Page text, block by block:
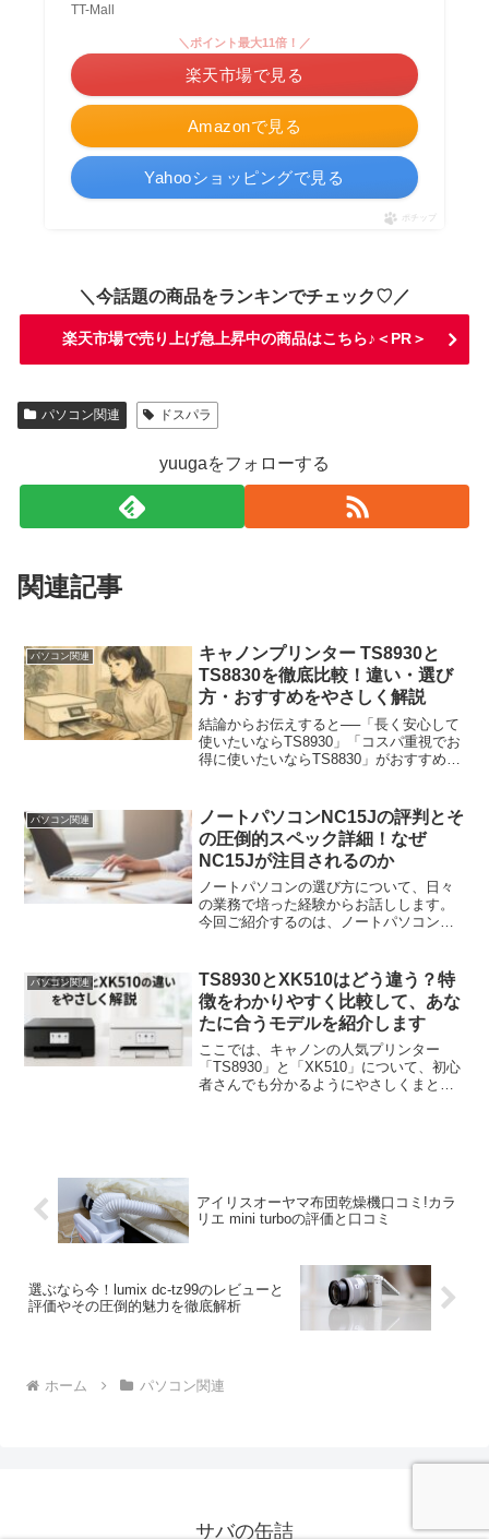
TT-Mall
Amazonで見る
＼ポイント最大11倍！／
楽天市場で見る
Yahooショッピングで見る
ポチップ
＼今話題の商品をランキンでチェック♡／
楽天市場で売り上げ急上昇中の商品はこちら♪＜PR＞
パソコン関連 ドスパラ
yuugaをフォローする
関連記事
パソコン関連
キャノンプリンター TS8930と
TS8830を徹底比較！違い・選び
方・おすすめをやさしく解説
結論からお伝えすると──「長く安心して
使いたいならTS8930」「コスパ重視でお
得に使いたいならTS8830」がおすすめで
そっくりですが、細かな部分に違いがあ
ります。...
パソコン関連
ノートパソコンNC15Jの評判とそ
の圧倒的スペック詳細！なぜ
NC15Jが注目されるのか
ノートパソコンの選び方について、日々
の業務で培った経験からお話しします。
今回ご紹介するのは、ノートパソコン
す。では、なぜ今が購入のベストタイミ
ングなのか、具体的...
パソコン関連
TS8930とXK510はどう違う？特
徴をわかりやすく比較して、あな
たに合うモデルを紹介します
ここでは、キャノンの人気プリンター
「TS8930」と「XK510」について、初心
者さんでも分かるようにやさしくまとめ
アイリスオーヤマ布団乾燥機口コミ!カラ
リエ mini turboの評価と口コミ
選ぶなら今！lumix dc-tz99のレビューと
評価やその圧倒的魅力を徹底解析
ホーム パソコン関連
サバの缶詰